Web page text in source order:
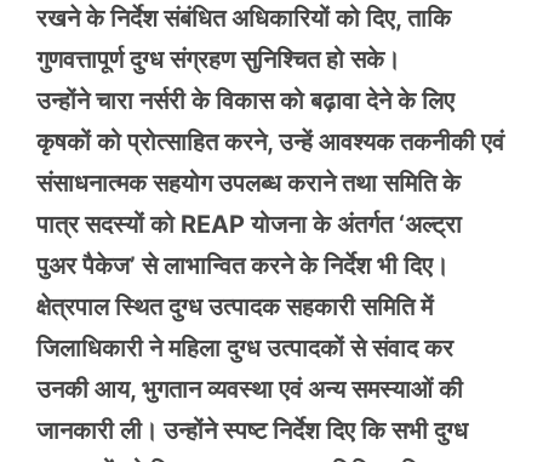
रखने के निर्देश संबंधित अधिकारियों को दिए, ताकि
गुणवत्तापूर्ण दुग्ध संग्रहण सुनिश्चित हो सके।
उन्होंने चारा नर्सरी के विकास को बढ़ावा देने के लिए
कृषकों को प्रोत्साहित करने, उन्हें आवश्यक तकनीकी एवं
संसाधनात्मक सहयोग उपलब्ध कराने तथा समिति के
पात्र सदस्यों को REAP योजना के अंतर्गत ‘अल्ट्रा
पुअर पैकेज’ से लाभान्वित करने के निर्देश भी दिए।
क्षेत्रपाल स्थित दुग्ध उत्पादक सहकारी समिति में
जिलाधिकारी ने महिला दुग्ध उत्पादकों से संवाद कर
उनकी आय, भुगतान व्यवस्था एवं अन्य समस्याओं की
जानकारी ली। उन्होंने स्पष्ट निर्देश दिए कि सभी दुग्ध